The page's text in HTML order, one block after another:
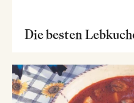
Die besten